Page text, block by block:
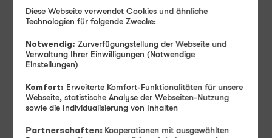
1499
Einmaliger Gerätepreisab: 1,– €
Diese Webseite verwendet Cookies und ähnliche
Technologien für folgende Zwecke:
Notwendig: Zurverfügungstellung der Webseite und
Verwaltung Ihrer Einwilligungen (Notwendige
Einstellungen)
Komfort: Erweiterte Komfort-Funktionalitäten für unsere
Webseite, statistische Analyse der Webseiten-Nutzung
sowie die Individualisierung von Inhalten
Partnerschaften: Kooperationen mit ausgewählten